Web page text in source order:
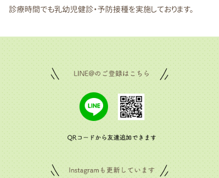
診療時間でも乳幼児健診・予防接種を実施しております。